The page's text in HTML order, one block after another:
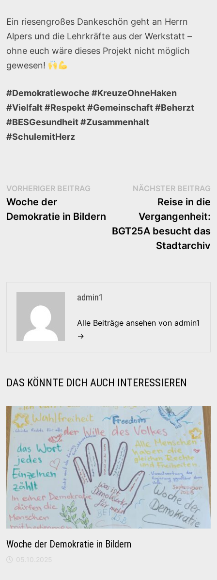
Ein riesengroßes Dankeschön geht an Herrn
Alpers und die Lehrkräfte aus der Werkstatt –
ohne euch wäre dieses Projekt nicht möglich
gewesen!
#Demokratiewoche #KreuzeOhneHaken
#Vielfalt #Respekt #Gemeinschaft #Beherzt
#BESGesundheit #Zusammenhalt
#SchulemitHerz
Beitragsnavigation
VORHERIGER BEITRAGVorheriger
Woche der
Demokratie in Bildern
NÄCHSTER BEITRAG
Reise in die
Vergangenheit:
BGT25A besucht das
Stadtarchiv
admin1
Alle Beiträge ansehen von admin1
→
DAS KÖNNTE DICH AUCH INTERESSIEREN
Woche der Demokratie in Bildern
05.10.2025